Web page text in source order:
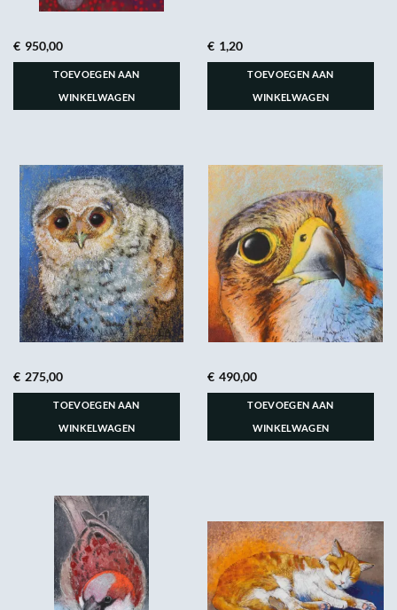
€ 950,00
TOEVOEGEN AAN
WINKELWAGEN
€ 1,20
TOEVOEGEN AAN
WINKELWAGEN
€ 275,00
TOEVOEGEN AAN
WINKELWAGEN
€ 490,00
TOEVOEGEN AAN
WINKELWAGEN